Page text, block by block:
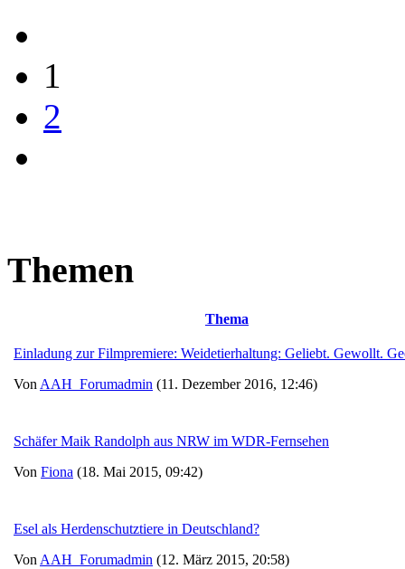
1
2
Themen
Thema
Einladung zur Filmpremiere: Weidetierhaltung: Geliebt. Gewollt.
Von AAH_Forumadmin (11. Dezember 2016, 12:46)
Schäfer Maik Randolph aus NRW im WDR-Fernsehen
Von Fiona (18. Mai 2015, 09:42)
Esel als Herdenschutztiere in Deutschland?
Von AAH_Forumadmin (12. März 2015, 20:58)